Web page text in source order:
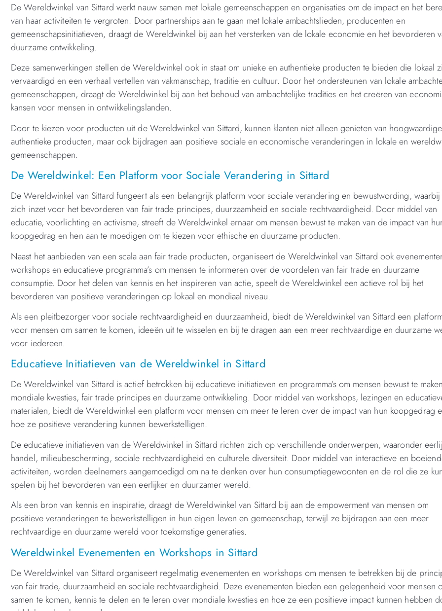
De Wereldwinkel van Sittard werkt nauw samen met lokale gemeenschappen en organisaties om de impact en het
van haar activiteiten te vergroten. Door partnerships aan te gaan met lokale ambachtslieden, producenten en
gemeenschapsinitiatieven, draagt de Wereldwinkel bij aan het versterken van de lokale economie en het bevorderen
duurzame ontwikkeling.
Deze samenwerkingen stellen de Wereldwinkel ook in staat om unieke en authentieke producten te bieden die lokaal
vervaardigd en een verhaal vertellen van vakmanschap, traditie en cultuur. Door het ondersteunen van lokale
gemeenschappen, draagt de Wereldwinkel bij aan het behoud van ambachtelijke tradities en het creëren van
kansen voor mensen in ontwikkelingslanden.
Door te kiezen voor producten uit de Wereldwinkel van Sittard, kunnen klanten niet alleen genieten van
authentieke producten, maar ook bijdragen aan positieve sociale en economische veranderingen in lokale en
gemeenschappen.
De Wereldwinkel: Een Platform voor Sociale Verandering in Sittard
De Wereldwinkel van Sittard fungeert als een belangrijk platform voor sociale verandering en bewustwording,
zich inzet voor het bevorderen van fair trade principes, duurzaamheid en sociale rechtvaardigheid. Door middel van
educatie, voorlichting en activisme, streeft de Wereldwinkel ernaar om mensen bewust te maken van de impact van
koopgedrag en hen aan te moedigen om te kiezen voor ethische en duurzame producten.
Naast het aanbieden van een scala aan fair trade producten, organiseert de Wereldwinkel van Sittard ook
workshops en educatieve programma’s om mensen te informeren over de voordelen van fair trade en duurzame
consumptie. Door het delen van kennis en het inspireren van actie, speelt de Wereldwinkel een actieve rol bij het
bevorderen van positieve veranderingen op lokaal en mondiaal niveau.
Als een pleitbezorger voor sociale rechtvaardigheid en duurzaamheid, biedt de Wereldwinkel van Sittard een
voor mensen om samen te komen, ideeën uit te wisselen en bij te dragen aan een meer rechtvaardige en duurzame
voor iedereen.
Educatieve Initiatieven van de Wereldwinkel in Sittard
De Wereldwinkel van Sittard is actief betrokken bij educatieve initiatieven en programma’s om mensen bewust te
mondiale kwesties, fair trade principes en duurzame ontwikkeling. Door middel van workshops, lezingen en
materialen, biedt de Wereldwinkel een platform voor mensen om meer te leren over de impact van hun koopgedrag
hoe ze positieve verandering kunnen bewerkstelligen.
De educatieve initiatieven van de Wereldwinkel in Sittard richten zich op verschillende onderwerpen, waaronder
handel, milieubescherming, sociale rechtvaardigheid en culturele diversiteit. Door middel van interactieve en
activiteiten, worden deelnemers aangemoedigd om na te denken over hun consumptiegewoonten en de rol die ze
spelen bij het bevorderen van een eerlijker en duurzamer wereld.
Als een bron van kennis en inspiratie, draagt de Wereldwinkel van Sittard bij aan de empowerment van mensen om
positieve veranderingen te bewerkstelligen in hun eigen leven en gemeenschap, terwijl ze bijdragen aan een meer
rechtvaardige en duurzame wereld voor toekomstige generaties.
Wereldwinkel Evenementen en Workshops in Sittard
De Wereldwinkel van Sittard organiseert regelmatig evenementen en workshops om mensen te betrekken bij de
van fair trade, duurzaamheid en sociale rechtvaardigheid. Deze evenementen bieden een gelegenheid voor mensen
samen te komen, kennis te delen en te leren over mondiale kwesties en hoe ze een positieve impact kunnen hebben